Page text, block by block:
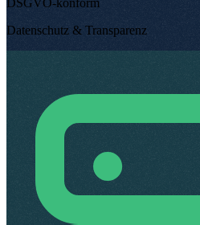
DSGVO-konform
Datenschutz & Transparenz